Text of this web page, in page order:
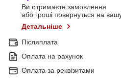
Ви отримаєте замовлення
або гроші повернуться на
Детальніше
Післяплата
Оплата на рахунок
Оплата за реквізитами